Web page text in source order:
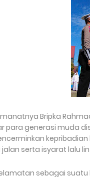
Bripka
para generasi muda
serta isyarat lalu
sebagai